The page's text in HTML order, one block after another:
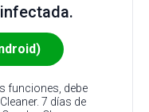
funciones, debe
7 días de